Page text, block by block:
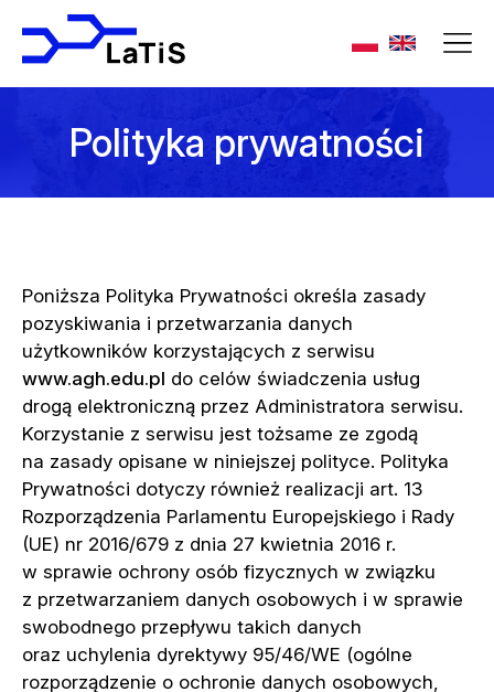
Polityka prywatności
Poniższa Polityka Prywatności określa zasady
pozyskiwania i przetwarzania danych
użytkowników korzystających z serwisu
www.agh.edu.pl do celów świadczenia usług
drogą elektroniczną przez Administratora serwisu.
Korzystanie z serwisu jest tożsame ze zgodą
na zasady opisane w niniejszej polityce. Polityka
Prywatności dotyczy również realizacji art. 13
Rozporządzenia Parlamentu Europejskiego i Rady
(UE) nr 2016/679 z dnia 27 kwietnia 2016 r.
w sprawie ochrony osób fizycznych w związku
z przetwarzaniem danych osobowych i w sprawie
swobodnego przepływu takich danych
oraz uchylenia dyrektywy 95/46/WE (ogólne
rozporządzenie o ochronie danych osobowych,